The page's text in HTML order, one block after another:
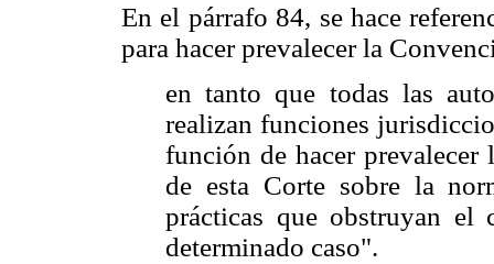
En el párrafo 84, se hace
para hacer prevalecer la
en tanto que todas las
realizan funciones
función de hacer
de esta Corte sobre la
prácticas que obstruyan
determinado caso".